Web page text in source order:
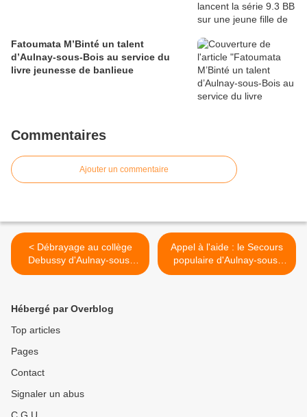
Fatoumata M’Binté un talent
d’Aulnay-sous-Bois au service du
livre jeunesse de banlieue
Commentaires
Ajouter un commentaire
< Débrayage au collège
Debussy d'Aulnay-sous-
Bois
Appel à l'aide : le Secours
populaire d'Aulnay-sous-
Bois cherche une
Hébergé par Overblog
Top articles
Pages
Contact
Signaler un abus